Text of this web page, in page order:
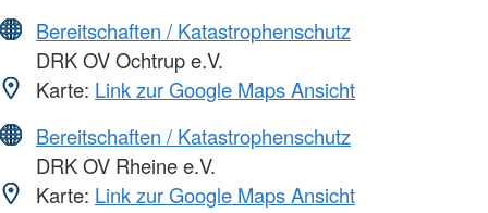
Bereitschaften / Katastrophenschutz
DRK OV Ochtrup e.V.
Karte: Link zur Google Maps Ansicht
Bereitschaften / Katastrophenschutz
DRK OV Rheine e.V.
Karte: Link zur Google Maps Ansicht